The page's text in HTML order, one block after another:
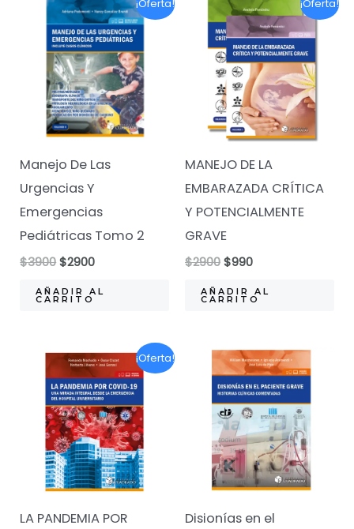
¡Oferta!
Manejo De Las
Urgencias Y
Emergencias
Pediátricas Tomo 2
$3900El
original
era:
$2900El
actual
AÑADIR AL
CARRITO
¡Oferta!
MANEJO DE LA
EMBARAZADA CRÍTICA
Y POTENCIALMENTE
GRAVE
$2900El
original
era:
$990El
actual
es:
AÑADIR AL
CARRITO
¡Oferta!
LA PANDEMIA POR
Disionías en el